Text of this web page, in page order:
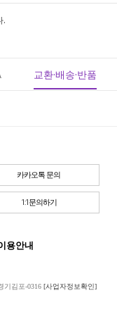
.
교환·배송·반품
카카오톡 문의
1:1문의하기
용안내
기김포-0316 [사업자정보확인]